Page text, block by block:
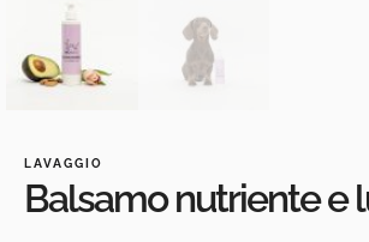
LAVAGGIO
Balsamo nutriente e